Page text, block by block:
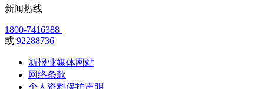
新闻热线
1800-7416388
或 92288736
新报业媒体网站
网络条款
个人资料保护声明